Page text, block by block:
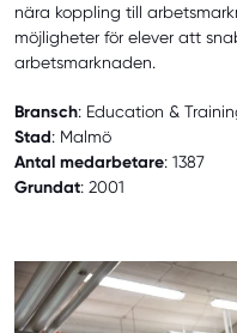
nära koppling till
möjligheter för elever att
arbetsmarknaden.
Bransch: Education &
Stad: Malmö
Antal medarbetare: 1387
Grundat: 2001